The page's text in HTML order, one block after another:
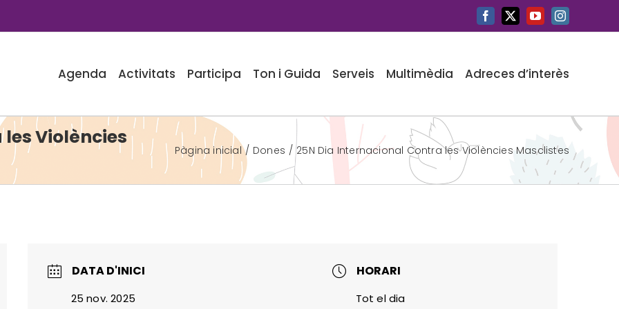
Facebook
X YouTubeInstagram
Agenda Activitats Participa Ton i Guida Serveis Multimèdia Adreces d’interès
Violències
Pàgina inicial Dones 25N Dia Internacional Contra les Violències Masclistes
DATA D'INICI
25 nov. 2025
HORARI
Tot el dia